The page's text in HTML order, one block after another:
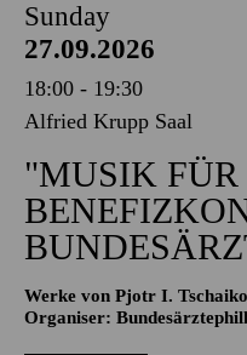
Sunday
27.09.2026
18:00 - 19:30
Alfried Krupp Saal
"MUSIK FÜR
Werke von Pjotr I.
Organiser: